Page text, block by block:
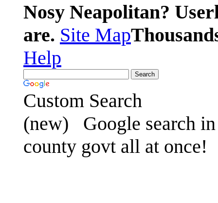
Nosy Neapolitan?
are. Site Map
Help
Custom Search
(new)
Google search
county govt all at once!